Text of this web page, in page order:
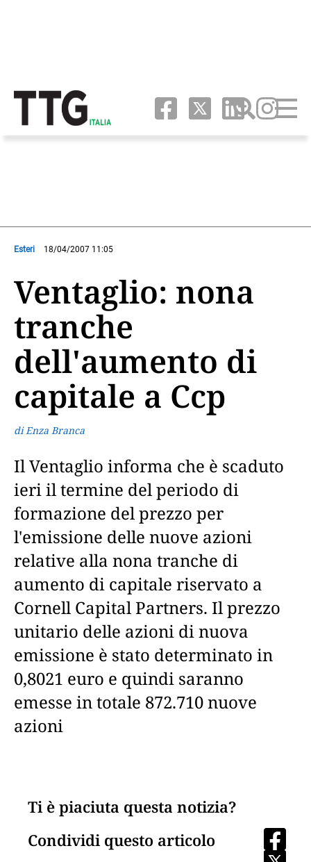
Esteri 18/04/2007 11:05
Ventaglio: nona
tranche
dell'aumento di
capitale a Ccp
di Enza Branca
Il Ventaglio informa che è scaduto
ieri il termine del periodo di
formazione del prezzo per
l'emissione delle nuove azioni
relative alla nona tranche di
aumento di capitale riservato a
Cornell Capital Partners. Il prezzo
unitario delle azioni di nuova
emissione è stato determinato in
0,8021 euro e quindi saranno
emesse in totale 872.710 nuove
azioni
Ti è piaciuta questa notizia?
Condividi questo articolo